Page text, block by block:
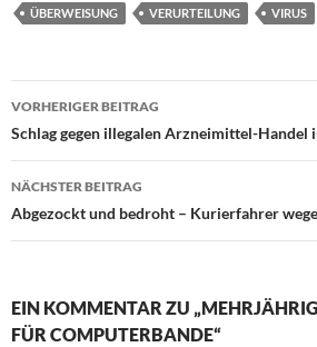
ÜBERWEISUNG
VERURTEILUNG VIRUS
Beitragsnavigation
VORHERIGER BEITRAG
Schlag gegen illegalen Arzneimittel-Handel
NÄCHSTER BEITRAG
Abgezockt und bedroht – Kurierfahrer
EIN KOMMENTAR ZU
FÜR COMPUTERBANDE“